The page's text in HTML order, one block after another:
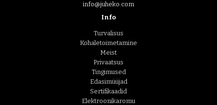
info@juheko.com
Info
Turvalisus
Kohaletoimetamine
Meist
Privaatsus
Tingimused
Edasimüüjad
Sertifikaadid
Elektroonikaromu